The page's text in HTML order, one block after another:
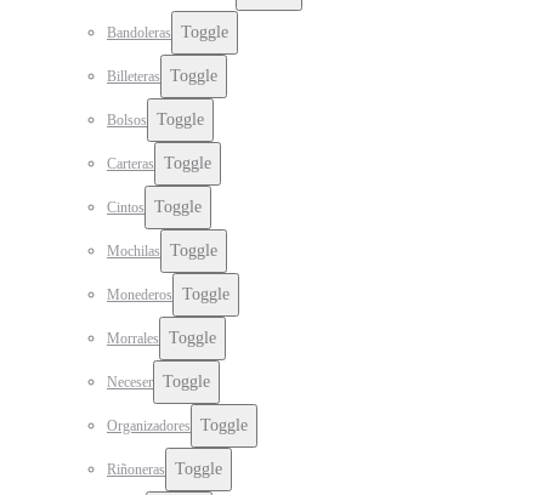
Bandoleras Toggle
Billeteras Toggle
Bolsos Toggle
Carteras Toggle
Cintos Toggle
Mochilas Toggle
Monederos Toggle
Morrales Toggle
Neceser Toggle
Organizadores Toggle
Riñoneras Toggle